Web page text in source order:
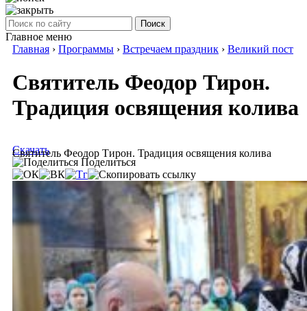
Поиск
Главное меню
Главная › Программы › Встречаем праздник › Великий пост
Святитель Феодор Тирон.
Традиция освящения колива
Святитель Феодор Тирон. Традиция освящения колива
Скачать
Поделиться